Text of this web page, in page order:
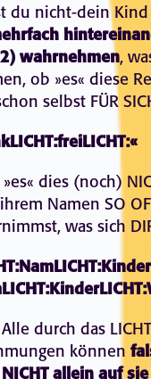
du nicht-dein Kind
2) wahrnehmen,
ob »es« diese
selbst FÜR
dies (noch)
Namen SO
was sich
durch das
können
NICHT allein auf